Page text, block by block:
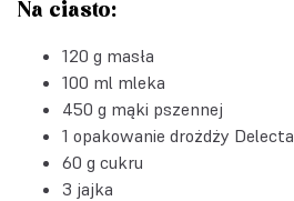
Na ciasto:
120 g masła
100 ml mleka
450 g mąki pszennej
1 opakowanie drożdży Delecta
60 g cukru
3 jajka